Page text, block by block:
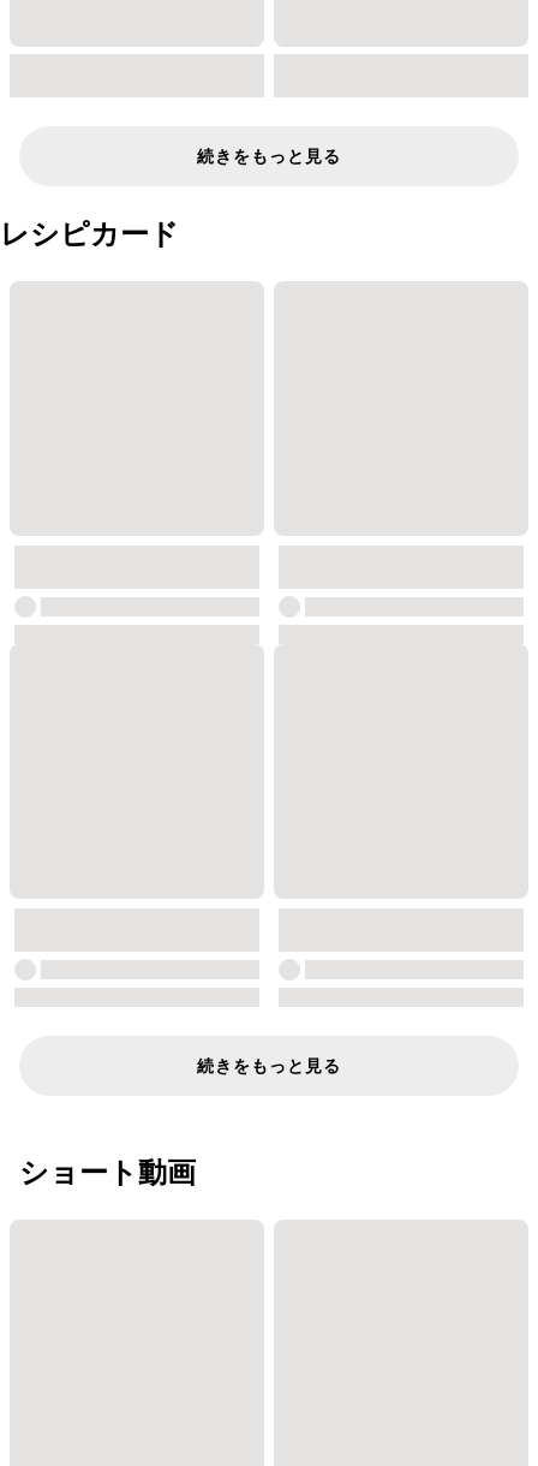
続きをもっと見る
レシピカード
続きをもっと見る
ショート動画